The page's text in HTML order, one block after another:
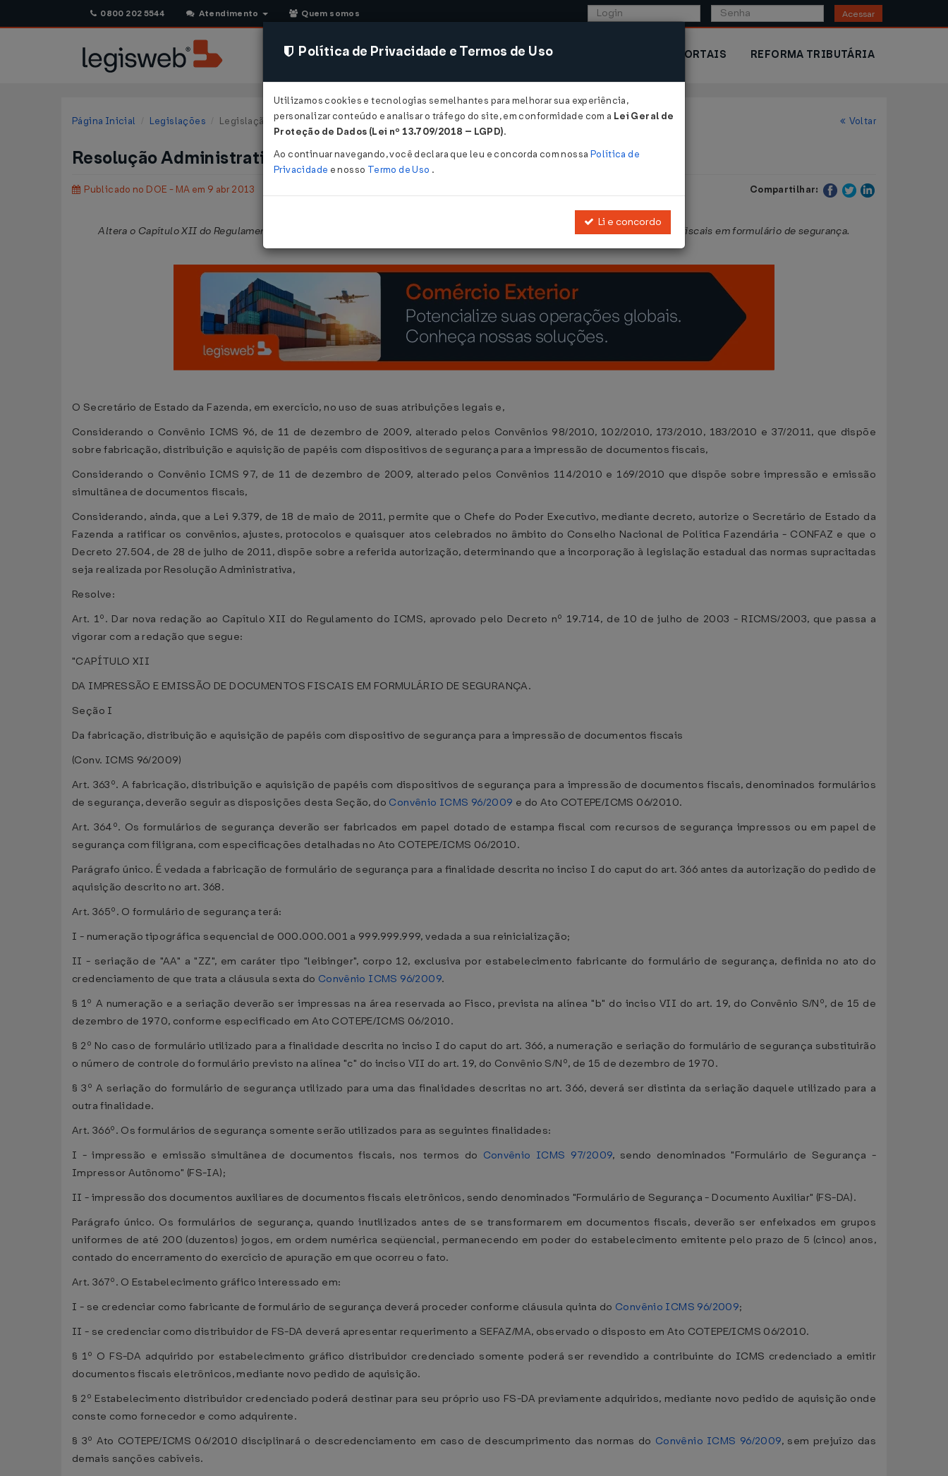
0800 202 5544 Atendimento Quem somos Acessar
CONSULTORIA SISTEMAS COMÉRCIO EXTERIOR PORTAIS REFORMA TRIBUTÁRIA
Página Inicial Legislações Legislação Estadual - Maranhão Voltar
Resolução Administrativa SEFAZ Nº 15 DE 04/04/2013
Publicado no DOE - MA em 9 abr 2013 Compartilhar:
Altera o Capítulo XII do Regulamento do ICMS/03, que estabelece normas relativas à impressão e emissão de documentos fiscais em formulário de segurança.
O Secretário de Estado da Fazenda, em exercício, no uso de suas atribuições legais e,
Considerando o Convênio ICMS 96, de 11 de dezembro de 2009, alterado pelos Convênios 98/2010, 102/2010, 173/2010, 183/2010 e 37/2011, que dispõe
sobre fabricação, distribuição e aquisição de papéis com dispositivos de segurança para a impressão de documentos fiscais,
Considerando o Convênio ICMS 97, de 11 de dezembro de 2009, alterado pelos Convênios 114/2010 e 169/2010 que dispõe sobre impressão e emissão
simultânea de documentos fiscais,
Considerando, ainda, que a Lei 9.379, de 18 de maio de 2011, permite que o Chefe do Poder Executivo, mediante decreto, autorize o Secretário de Estado da
Fazenda a ratificar os convênios, ajustes, protocolos e quaisquer atos celebrados no âmbito do Conselho Nacional de Política Fazendária - CONFAZ e que o
Decreto 27.504, de 28 de julho de 2011, dispõe sobre a referida autorização, determinando que a incorporação à legislação estadual das normas supracitadas
seja realizada por Resolução Administrativa,
Resolve:
Art. 1º. Dar nova redação ao Capítulo XII do Regulamento do ICMS, aprovado pelo Decreto nº 19.714, de 10 de julho de 2003 - RICMS/2003, que passa a
vigorar com a redação que segue:
"CAPÍTULO XII
DA IMPRESSÃO E EMISSÃO DE DOCUMENTOS FISCAIS EM FORMULÁRIO DE SEGURANÇA.
Seção I
Da fabricação, distribuição e aquisição de papéis com dispositivo de segurança para a impressão de documentos fiscais
(Conv. ICMS 96/2009)
Art. 363º. A fabricação, distribuição e aquisição de papéis com dispositivos de segurança para a impressão de documentos fiscais, denominados formulários
de segurança, deverão seguir as disposições desta Seção, do Convênio ICMS 96/2009 e do Ato COTEPE/ICMS 06/2010.
Art. 364º. Os formulários de segurança deverão ser fabricados em papel dotado de estampa fiscal com recursos de segurança impressos ou em papel de
segurança com filigrana, com especificações detalhadas no Ato COTEPE/ICMS 06/2010.
Parágrafo único. É vedada a fabricação de formulário de segurança para a finalidade descrita no inciso I do caput do art. 366 antes da autorização do pedido de
aquisição descrito no art. 368.
Art. 365º. O formulário de segurança terá:
I - numeração tipográfica sequencial de 000.000.001 a 999.999.999, vedada a sua reinicialização;
II - seriação de "AA" a "ZZ", em caráter tipo "leibinger", corpo 12, exclusiva por estabelecimento fabricante do formulário de segurança, definida no ato do
credenciamento de que trata a cláusula sexta do Convênio ICMS 96/2009.
§ 1º A numeração e a seriação deverão ser impressas na área reservada ao Fisco, prevista na alínea "b" do inciso VII do art. 19, do Convênio S/Nº, de 15 de
dezembro de 1970, conforme especificado em Ato COTEPE/ICMS 06/2010.
§ 2º No caso de formulário utilizado para a finalidade descrita no inciso I do caput do art. 366, a numeração e seriação do formulário de segurança substituirão
o número de controle do formulário previsto na alínea "c" do inciso VII do art. 19, do Convênio S/Nº, de 15 de dezembro de 1970.
§ 3º A seriação do formulário de segurança utilizado para uma das finalidades descritas no art. 366, deverá ser distinta da seriação daquele utilizado para a
outra finalidade.
Art. 366º. Os formulários de segurança somente serão utilizados para as seguintes finalidades:
I - impressão e emissão simultânea de documentos fiscais, nos termos do Convênio ICMS 97/2009, sendo denominados "Formulário de Segurança -
Impressor Autônomo" (FS-IA);
II - impressão dos documentos auxiliares de documentos fiscais eletrônicos, sendo denominados "Formulário de Segurança - Documento Auxiliar" (FS-DA).
Parágrafo único. Os formulários de segurança, quando inutilizados antes de se transformarem em documentos fiscais, deverão ser enfeixados em grupos
uniformes de até 200 (duzentos) jogos, em ordem numérica seqüencial, permanecendo em poder do estabelecimento emitente pelo prazo de 5 (cinco) anos,
contado do encerramento do exercício de apuração em que ocorreu o fato.
Art. 367º. O Estabelecimento gráfico interessado em:
I - se credenciar como fabricante de formulário de segurança deverá proceder conforme cláusula quinta do Convênio ICMS 96/2009;
II - se credenciar como distribuidor de FS-DA deverá apresentar requerimento a SEFAZ/MA, observado o disposto em Ato COTEPE/ICMS 06/2010.
§ 1º O FS-DA adquirido por estabelecimento gráfico distribuidor credenciado somente poderá ser revendido a contribuinte do ICMS credenciado a emitir
documentos fiscais eletrônicos, mediante novo pedido de aquisição.
§ 2º Estabelecimento distribuidor credenciado poderá destinar para seu próprio uso FS-DA previamente adquiridos, mediante novo pedido de aquisição onde
conste como fornecedor e como adquirente.
§ 3º Ato COTEPE/ICMS 06/2010 disciplinará o descredenciamento em caso de descumprimento das normas do Convênio ICMS 96/2009, sem prejuízo das
demais sanções cabíveis.
Política de Privacidade e Termos de Uso
Utilizamos cookies e tecnologias semelhantes para melhorar sua experiência,
personalizar conteúdo e analisar o tráfego do site, em conformidade com a Lei Geral de
Proteção de Dados (Lei nº 13.709/2018 – LGPD).
Ao continuar navegando, você declara que leu e concorda com nossa Política de
Privacidade e nosso Termo de Uso .
Li e concordo